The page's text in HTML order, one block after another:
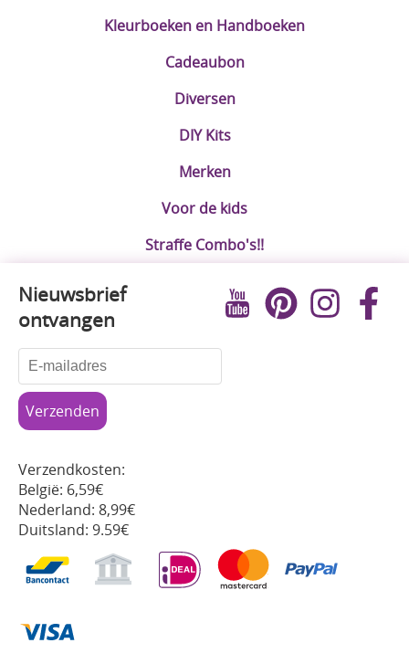
Kleurboeken en Handboeken
Cadeaubon
Diversen
DIY Kits
Merken
Voor de kids
Straffe Combo's!!
Nieuwsbrief
ontvangen
Verzendkosten:
België: 6,59€
Nederland: 8,99€
Duitsland: 9.59€